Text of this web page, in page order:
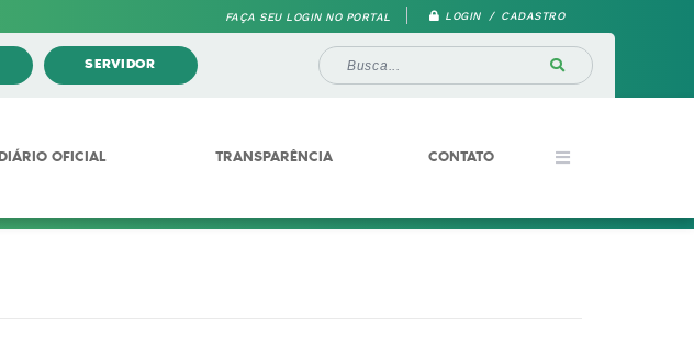
FAÇA SEU LOGIN NO PORTAL LOGIN / CADASTRO
SERVIDOR
DIÁRIO OFICIAL TRANSPARÊNCIA CONTATO